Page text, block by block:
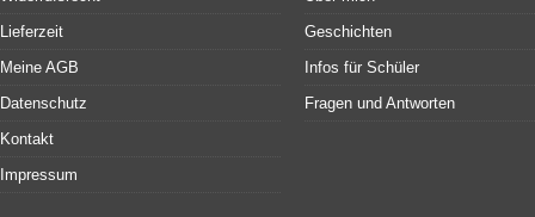
Lieferzeit
Meine AGB
Datenschutz
Kontakt
Impressum
Geschichten
Infos für Schüler
Fragen und Antworten